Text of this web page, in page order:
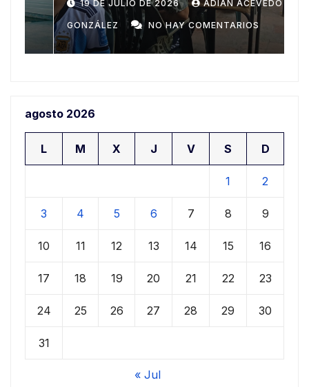
ajedrez ariguanabense
19 DE JULIO DE 2026 ADIAN ACEVEDO
GONZÁLEZ NO HAY COMENTARIOS
agosto 2026
L M X J V S D
1 2
3 4 5 6 7 8 9
10 11 12 13 14 15 16
17 18 19 20 21 22 23
24 25 26 27 28 29 30
31
« Jul